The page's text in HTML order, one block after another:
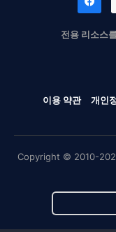
전용 리소스
이용 약관 개인
Copyright © 2010-